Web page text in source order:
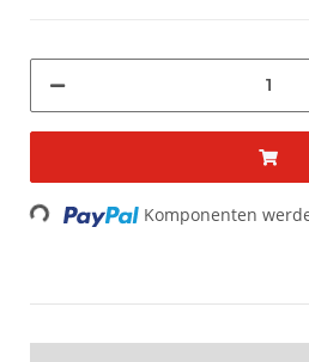
Loading... Komponenten